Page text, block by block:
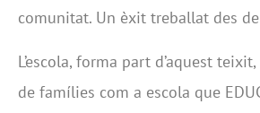
comunitat. Un èxit treballat des de
L’escola, forma part d’aquest
de famílies com a escola que